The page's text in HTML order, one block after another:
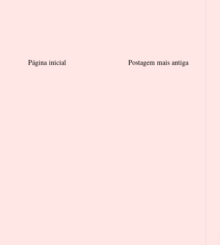
Postagem mais antiga
Página inicial